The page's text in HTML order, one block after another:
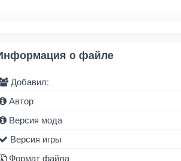
о файле
Добавил:
Автор
Версия мода
Версия игры
Формат файла